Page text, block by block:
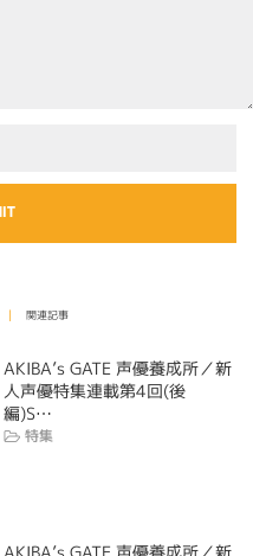
関連記事
AKIBA’s GATE 声優養成所／新
人声優特集連載第4回(後
編)S…
特集